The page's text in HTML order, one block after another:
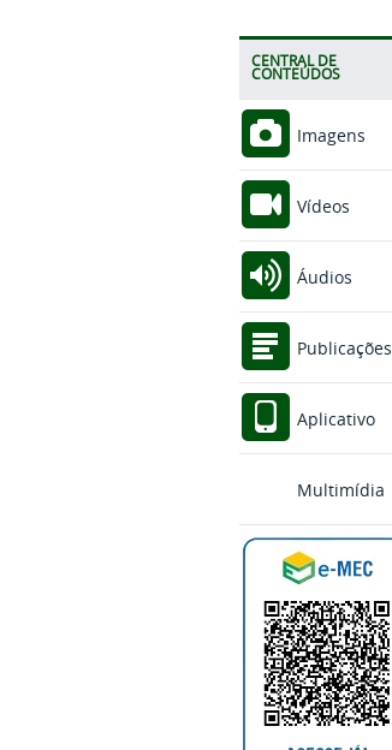
CENTRAL DE
CONTEÚDOS
Imagens
Vídeos
Áudios
Publicações
Aplicativo
Multimídia